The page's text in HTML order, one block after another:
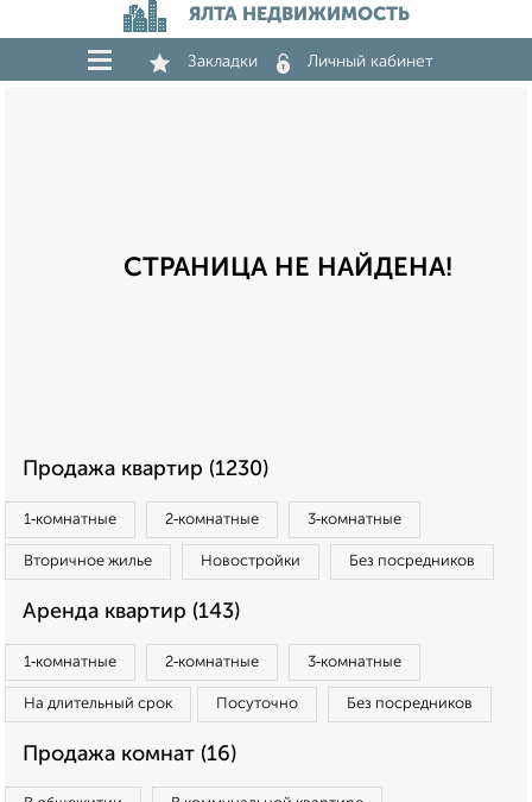
ЯЛТА НЕДВИЖИМОСТЬ
Закладки Личный кабинет
СТРАНИЦА НЕ НАЙДЕНА!
Продажа квартир (1230)
1‑комнатные 2‑комнатные 3‑комнатные
Вторичное жилье Новостройки Без посредников
Аренда квартир (143)
1‑комнатные 2‑комнатные 3‑комнатные
На длительный срок Посуточно Без посредников
Продажа комнат (16)